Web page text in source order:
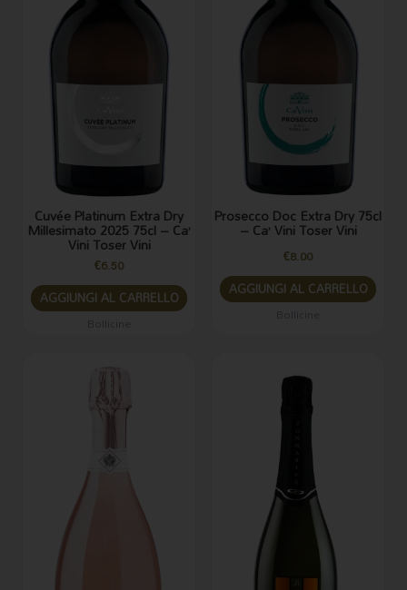
Cuvée Platinum Extra Dry
Millesimato 2025 75cl – Ca’
Vini Toser Vini
€6.50
AGGIUNGI AL CARRELLO
Prosecco Doc Extra Dry 75cl
– Ca’ Vini Toser Vini
€8.00
AGGIUNGI AL CARRELLO